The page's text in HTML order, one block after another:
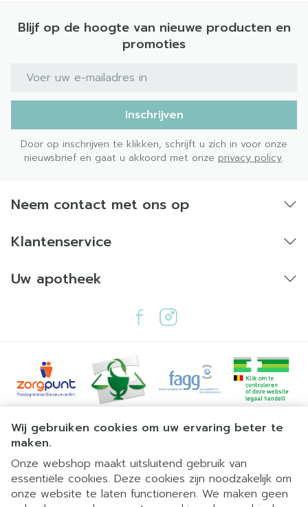
Wij gebruiken cookies om uw ervaring beter te
maken.
Onze webshop maakt uitsluitend gebruik van
essentiële cookies. Deze cookies zijn noodzakelijk om
onze website te laten functioneren. We maken geen
Blijf op de hoogte van nieuwe producten en
promoties
E-mail adres
Inschrijven
Door op inschrijven te klikken, schrijft u zich in voor onze
nieuwsbrief en gaat u akkoord met onze privacy policy.
Neem contact met ons op
Klantenservice
Uw apotheek
Juridische links